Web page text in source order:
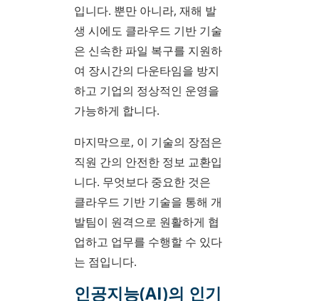
입니다. 뿐만 아니라, 재해 발
생 시에도 클라우드 기반 기술
은 신속한 파일 복구를 지원하
여 장시간의 다운타임을 방지
하고 기업의 정상적인 운영을
가능하게 합니다.
마지막으로, 이 기술의 장점은
직원 간의 안전한 정보 교환입
니다. 무엇보다 중요한 것은
클라우드 기반 기술을 통해 개
발팀이 원격으로 원활하게 협
업하고 업무를 수행할 수 있다
는 점입니다.
인공지능(AI)의 인기